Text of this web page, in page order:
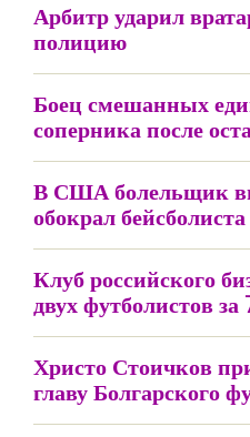
Арбитр ударил
полицию
Боец смешанных
соперника после
В США болельщик
обокрал бейсболиста
Клуб российского
двух футболистов
Христо Стоичков
главу Болгарского